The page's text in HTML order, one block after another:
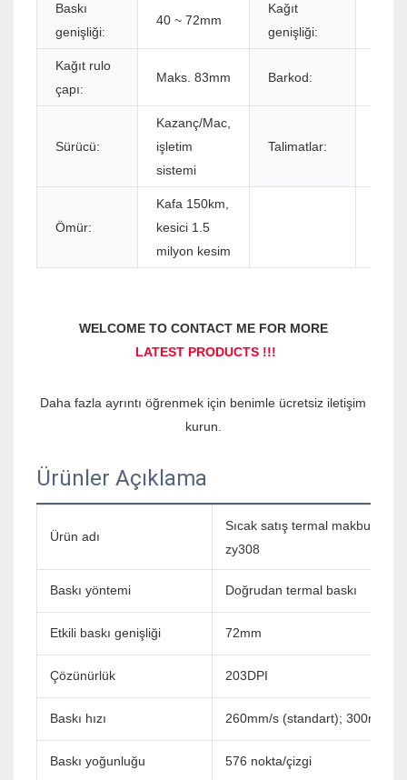
Baskı
genişliği:
40 ~ 72mm
Kağıt
genişliği:
Kağıt rulo
çapı:
Maks. 83mm Barkod:
Sürücü:
Kazanç/Mac,
işletim
sistemi
Talimatlar:
Ömür:
Kafa 150km,
kesici 1.5
milyon kesim
Daha fazla ayrıntı öğrenmek için benimle ücretsiz iletişim
Ürünler Açıklama
Ürün adı
Sıcak satış termal makbuz
zy308
Baskı yöntemi Doğrudan termal baskı
Etkili baskı genişliği 72mm
Çözünürlük 203DPI
Baskı hızı 260mm/s (standart); 300mm/s
Baskı yoğunluğu 576 nokta/çizgi